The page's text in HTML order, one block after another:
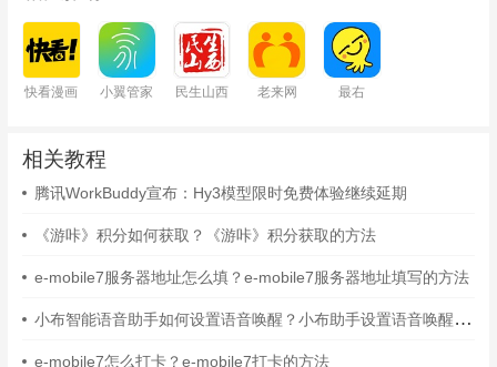
快看漫画 小翼管家 民生山西 老来网 最右
相关教程
腾讯WorkBuddy宣布：Hy3模型限时免费体验继续延期
《游咔》积分如何获取？《游咔》积分获取的方法
e-mobile7服务器地址怎么填？e-mobile7服务器地址填写的方法
小布智能语音助手如何设置语音唤醒？小布助手设置语音唤醒的方法
e-mobile7怎么打卡？e-mobile7打卡的方法